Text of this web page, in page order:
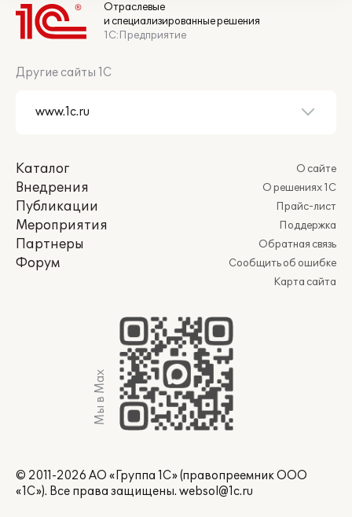
Отраслевые
и специализированные решения
1С:Предприятие
Другие сайты 1С
Каталог
Внедрения
Публикации
Мероприятия
Партнеры
Форум
О сайте
О решениях 1С
Прайс-лист
Поддержка
Обратная связь
Сообщить об ошибке
Карта сайта
Мы в Max
© 2011-2026 АО «Группа 1С» (правопреемник ООО
«1С»). Все права защищены. websol@1c.ru